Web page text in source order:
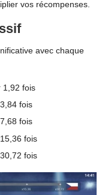
vos récompenses.
avec chaque
1,92 fois
fois
fois
fois
fois